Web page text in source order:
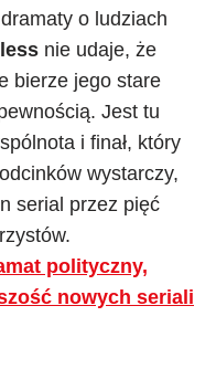
o ludziach
nie udaje, że
bierze jego stare
Jest tu
i finał, który
wystarczy,
serial przez pięć
polityczny,
nowych seriali